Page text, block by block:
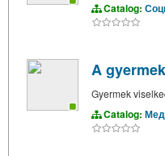
Catalog:
A
Gyermek
Catalog: